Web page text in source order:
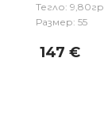
Тегло: 9,80гр
Размер: 55
147 €